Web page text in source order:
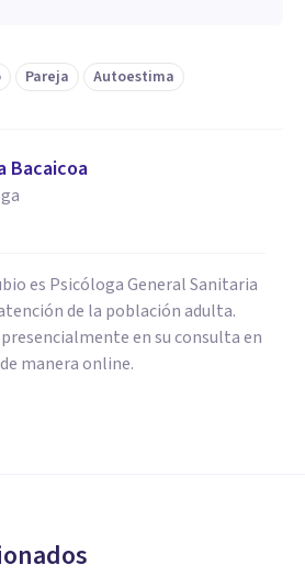
Pareja Autoestima
Bacaicoa
es Psicóloga General Sanitaria
de la población adulta.
en su consulta en
manera online.